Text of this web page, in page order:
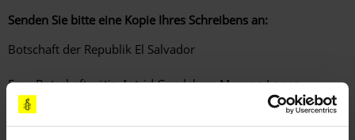
Senden Sie bitte eine Kopie Ihres Schreibens an:
Botschaft der Republik El Salvador
Frau Botschaftsrätin Astrid Guadalupe Moreno Lopez
Joachim-Karnatz-Allee 47